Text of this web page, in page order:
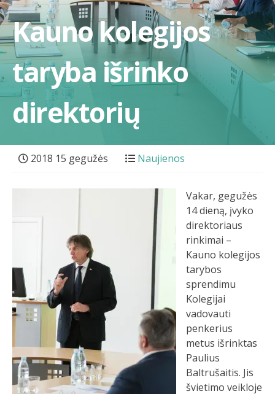
Kauno kolegijos
taryba išrinko
direktorių
2018 15 gegužės Naujienos
Vakar, gegužės
14 dieną, įvyko
direktoriaus
rinkimai –
Kauno kolegijos
tarybos
sprendimu
Kolegijai
vadovauti
penkerius
metus išrinktas
Paulius
Baltrušaitis. Jis
švietimo veikloje